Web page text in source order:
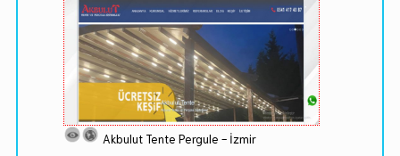
Akbulut Tente Pergule - İzmir